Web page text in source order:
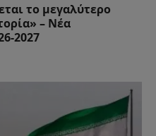
το μεγαλύτερο
– Νέα
2027